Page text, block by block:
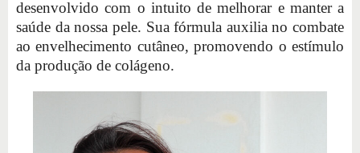
desenvolvido com o intuito de melhorar e manter a
saúde da nossa pele. Sua fórmula auxilia no combate
ao envelhecimento cutâneo, promovendo o estímulo
da produção de colágeno.